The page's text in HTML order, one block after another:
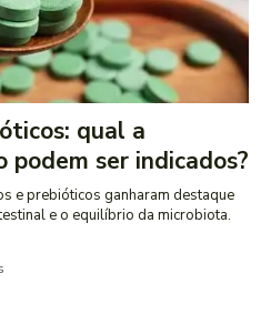
qual a
podem ser indicados?
e prebióticos ganharam destaque
e o equilíbrio da microbiota.